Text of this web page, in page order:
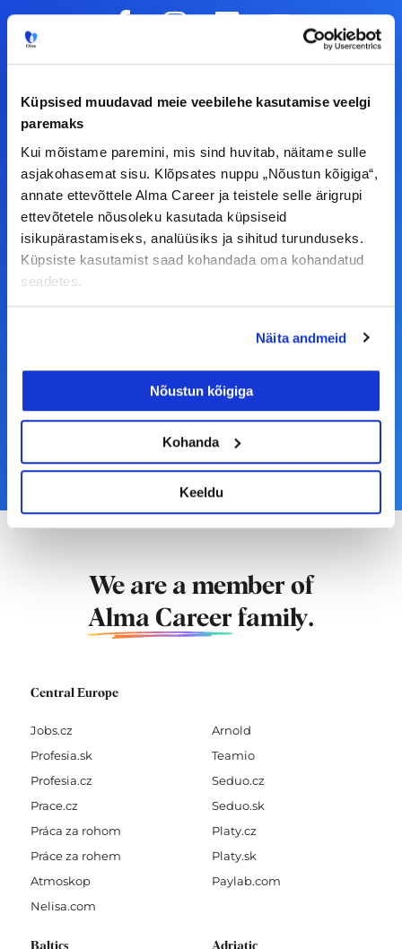
Küpsised muudavad meie veebilehe kasutamise veelgi
paremaks
Kui mõistame paremini, mis sind huvitab, näitame sulle
asjakohasemat sisu. Klõpsates nuppu „Nõustun kõigiga“,
annate ettevõttele Alma Career ja teistele selle ärigrupi
ettevõtetele nõusoleku kasutada küpsiseid
isikupärastamiseks, analüüsiks ja sihitud turunduseks.
Küpsiste kasutamist saad kohandada oma kohandatud
seadetes.
Näita andmeid
Nõustun kõigiga
Kohanda
Keeldu
F
c
e
b
o
o
k
-
f
I
s
t
a
g
r
a
m
L
n
k
e
d
i
n
Y
u
t
u
b
e
Tööotsijale
Tööpakkumised
Aktiveeri tööpakkumiste teavitus
KKK
CV-Online värbamisteenused
Töökuulutamise võimalused
Tööandja brändingu lahendused
We are a member of
Alma Career family.
Central Europe
Jobs.cz
Profesia.sk
Profesia.cz
Prace.cz
Práca za rohom
Práce za rohem
Atmoskop
Nelisa.com
Arnold
Teamio
Seduo.cz
Seduo.sk
Platy.cz
Platy.sk
Paylab.com